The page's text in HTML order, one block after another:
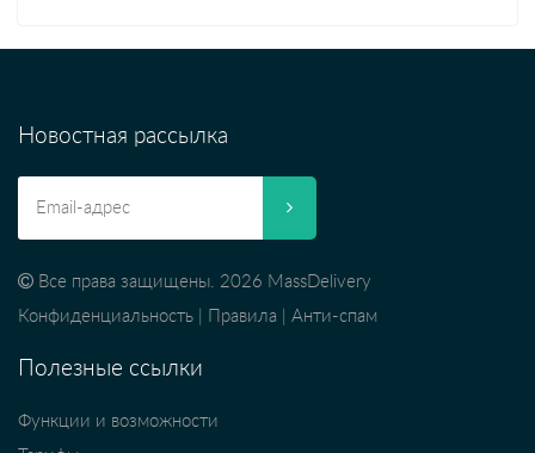
Новостная рассылка
Все права защищены. 2026 MassDelivery
Конфиденциальность
Правила Анти-спам
Полезные ссылки
Функции и возможности